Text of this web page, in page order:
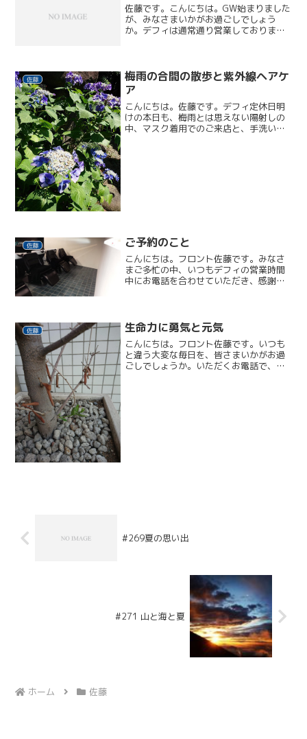
佐藤です。こんにちは。GW始まりました
が、みなさまいかがお過ごしでしょう
か。デフィは通常通り営業しておりま
けら落とし公演に行っ...
佐藤
梅雨の合間の散歩と紫外線ヘアケ
ア
こんにちは。佐藤です。デフィ定休日明
けの本日も、梅雨とは思えない陽射しの
中、マスク着用でのご来店と、手洗い＆
佐藤 ご予約のこと
こんにちは。フロント佐藤です。みなさ
まご多忙の中、いつもデフィの営業時間
中にお電話を合わせていただき、感謝し
り、本当に恐縮です。体感では、「こ...
佐藤 生命力に勇気と元気
こんにちは。フロント佐藤です。いつも
と違う大変な毎日を、皆さまいかがお過
ごしでしょうか。いただくお電話で、リ
#269夏の思い出
#271 山と海と夏
ホーム 佐藤